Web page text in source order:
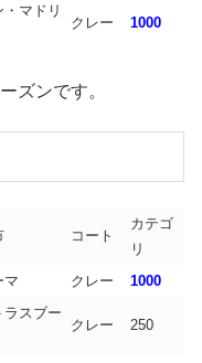
・マドリ
クレー 1000
ズンです。
コート
カテゴ
リ
マ クレー 1000
ラスブー
クレー 250